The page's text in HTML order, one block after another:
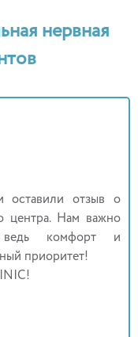
нервная
оставили отзыв о
центра. Нам важно
ведь комфорт и
приоритет!